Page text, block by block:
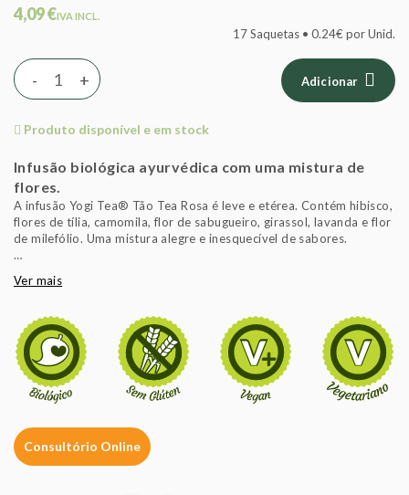
4,09 €IVA INCL.
17 Saquetas • 0.24€ por Unid.
+
- Adicionar
Produto disponível e em stock
Infusão biológica ayurvédica com uma mistura de
flores.
A infusão Yogi Tea® Tão Tea Rosa é leve e etérea. Contém hibisco,
flores de tília, camomila, flor de sabugueiro, girassol, lavanda e flor
de milefólio. Uma mistura alegre e inesquecível de sabores.
biológicas que tem por base a filosofia ayurvédica que defende
Tea® possuem os aromas complexos e os sabores exóticos
naturais de plantas e especiarias biológicas que ajudam a
recuperar o equilíbrio do seu corpo, mente e espírito e a viver em
harmonia com a natureza e com o meio ambiente.
Ver mais
Consultório Online